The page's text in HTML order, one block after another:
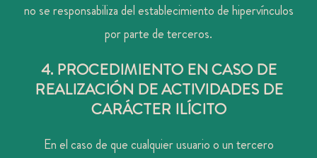
no se responsabiliza del establecimiento de hipervínculos
por parte de terceros.
4. PROCEDIMIENTO EN CASO DE
REALIZACIÓN DE ACTIVIDADES DE
CARÁCTER ILÍCITO
En el caso de que cualquier usuario o un tercero